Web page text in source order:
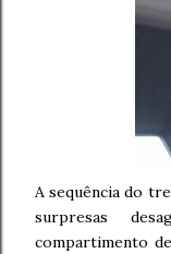
A sequência do
surpresas
compartimento